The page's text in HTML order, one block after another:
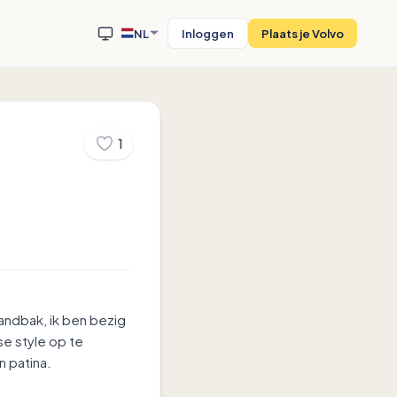
NL Inloggen Plaats je Volvo
1
ik ben bezig
style op te
patina.